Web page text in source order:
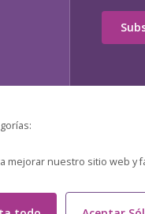
mejorar nuestro sitio web y